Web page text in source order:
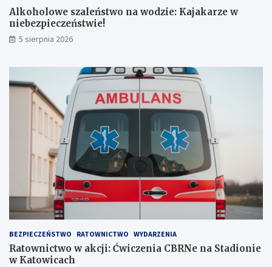
k
i
d
l
r
b
e
z
p
z
Alkoholowe szaleństwo na wodzie: Kajakarze w
niebezpieczeństwie!
5 sierpnia 2026
BEZPIECZEŃSTWO RATOWNICTWO WYDARZENIA
Ratownictwo w akcji: Ćwiczenia CBRNe na Stadionie
w Katowicach